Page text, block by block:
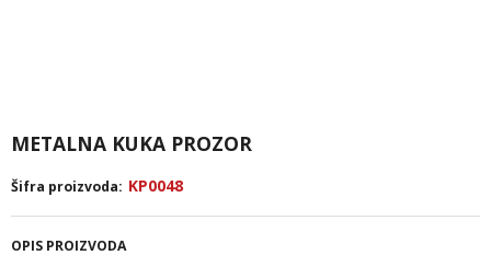
METALNA KUKA PROZOR
Šifra proizvoda: KP0048
OPIS PROIZVODA